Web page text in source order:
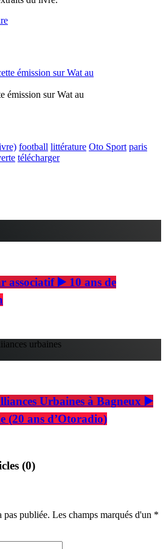
émission sur Wat au
football littérature Oto Sport paris
télécharger
associatif ▶️ 10 ans de
Urbaines à Bagneux ▶️
(20 ans d’Otoradio)
(0)
pas publiée. Les champs marqués d'un *